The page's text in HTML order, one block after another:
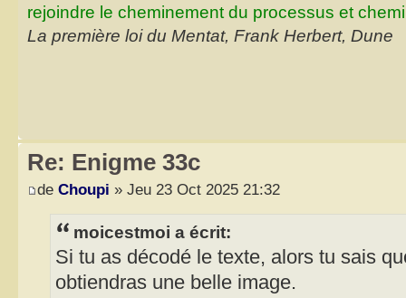
rejoindre le cheminement du processus et
La première loi du Mentat, Frank Herbert, Dune
Re: Enigme 33c
de Choupi » Jeu 23 Oct 2025 21:32
moicestmoi a écrit:
Si tu as décodé le texte, alors tu sais
obtiendras une belle image.